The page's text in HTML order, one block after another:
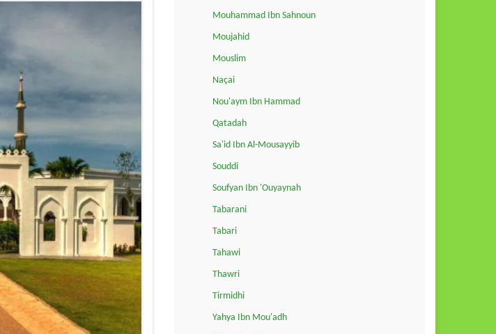
Mouhammad Ibn Sahnoun
Moujahid
Mouslim
Naçai
Nou'aym Ibn Hammad
Qatadah
Sa'id Ibn Al-Mousayyib
Souddi
Soufyan Ibn 'Ouyaynah
Tabarani
Tabari
Tahawi
Thawri
Tirmidhi
Yahya Ibn Mou'adh